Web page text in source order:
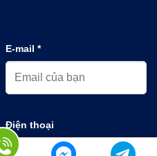
E-mail *
Điện thoại